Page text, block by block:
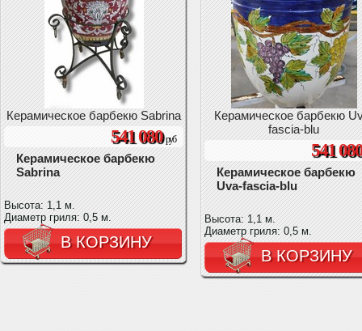
Керамическое барбекю Sabrina
541 080руб
Керамическое барбекю
Sabrina
Высота: 1,1 м.
Диаметр гриля: 0,5 м.
В КОРЗИНУ
Керамическое барбекю
fascia-blu
541
Керамическое барбекю
Uva-fascia-blu
Высота: 1,1 м.
Диаметр гриля: 0,5 м.
В КОРЗИНУ